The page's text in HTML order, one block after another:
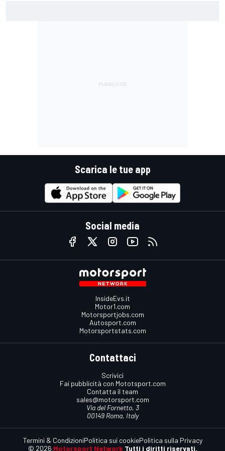
Scarica le tue app
Social media
InsideEvs.it
Motor1.com
Motorsportjobs.com
Autosport.com
Motorsportstats.com
Contattaci
Scrivici
Fai pubblicità con Mototsport.com
Contatta il team
sales@motorsport.com
Via del Fornetto, 3
00149 Roma, Italy
© 2026 Motorsport Network Tutti i diritti riservati.
Termini & CondizioniPolitica sui cookiePolitica sulla Privacy